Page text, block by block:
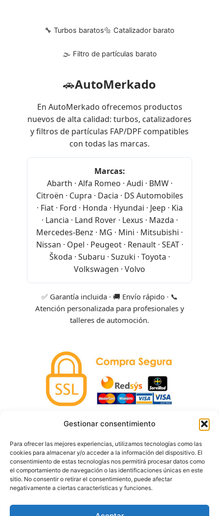
Gestionar consentimiento
Para ofrecer las mejores experiencias, utilizamos tecnologías como las
cookies para almacenar y/o acceder a la información del dispositivo. El
consentimiento de estas tecnologías nos permitirá procesar datos como
el comportamiento de navegación o las identificaciones únicas en este
sitio. No consentir o retirar el consentimiento, puede afectar
negativamente a ciertas características y funciones.
🔧 Turbos baratos🔩 Catalizador barato
🌫 Filtro de partículas barato
🚗AutoMerkado
En AutoMerkado ofrecemos productos
nuevos de alta calidad: turbos, catalizadores
y filtros de partículas FAP/DPF compatibles
con todas las marcas.
Marcas:
Abarth · Alfa Romeo · Audi · BMW ·
Citroën · Cupra · Dacia · DS Automobiles
· Fiat · Ford · Honda · Hyundai · Jeep · Kia
· Lancia · Land Rover · Lexus · Mazda ·
Mercedes-Benz · MG · Mini · Mitsubishi ·
Nissan · Opel · Peugeot · Renault · SEAT ·
Škoda · Subaru · Suzuki · Toyota ·
Volkswagen · Volvo
✅ Garantía incluida · 🚚 Envío rápido · 📞
Atención personalizada para profesionales y
talleres de automoción.
segura (Redsys) con cifrado SSL y entidades
bancarias de confianza. Aceptamos tarjetas Visa,
Mastercard y otras formas de pago seguras.
Compra con tranquilidad.